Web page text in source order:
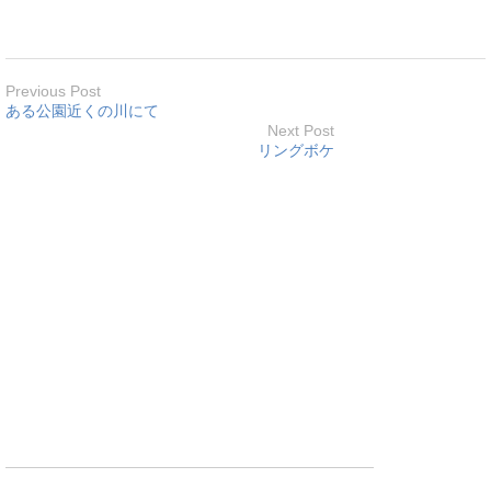
Previous Post
ある公園近くの川にて
Next Post
リングボケ